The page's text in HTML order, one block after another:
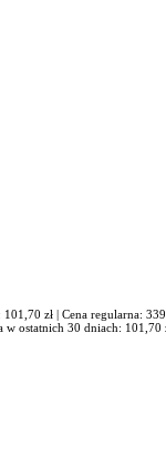
zł | Cena regularna:
w ostatnich 30 dniach: 101,70